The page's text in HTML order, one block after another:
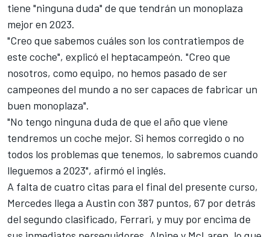
tiene "ninguna duda" de que tendrán un monoplaza
mejor en 2023.
"Creo que sabemos cuáles son los contratiempos de
este coche", explicó el heptacampeón. "Creo que
nosotros, como equipo, no hemos pasado de ser
campeones del mundo a no ser capaces de fabricar un
buen monoplaza".
"No tengo ninguna duda de que el año que viene
tendremos un coche mejor. Si hemos corregido o no
todos los problemas que tenemos, lo sabremos cuando
lleguemos a 2023", afirmó el inglés.
A falta de cuatro citas para el final del presente curso,
Mercedes llega a Austin con 387 puntos, 67 por detrás
del segundo clasificado, Ferrari, y muy por encima de